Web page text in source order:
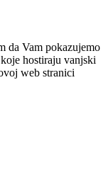
da Vam pokazujemo
hostiraju vanjski
web stranici